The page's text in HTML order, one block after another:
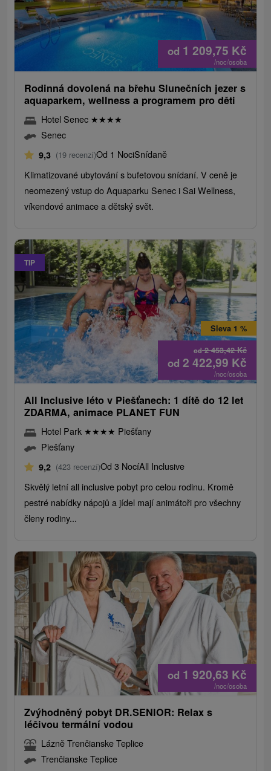
od 1 209,75 Kč
/noc/osoba
Rodinná dovolená na břehu Slunečních jezer s
aquaparkem, wellness a programem pro děti
Hotel Senec ★★★★
Senec
9,3 (19 recenzí)Od 1 NociSnídaně
Klimatizované ubytování s bufetovou snídaní. V ceně je
neomezený vstup do Aquaparku Senec i Sai Wellness,
víkendové animace a dětský svět.
TIP
od2 453,42Kč
Sleva 1 %
od 2 422,99 Kč
/noc/osoba
All Inclusive léto v Piešťanech: 1 dítě do 12 let
ZDARMA, animace PLANET FUN
Hotel Park ★★★★ Piešťany
Piešťany
9,2 (423 recenzí)Od 3 NocíAll Inclusive
Skvělý letní all inclusive pobyt pro celou rodinu. Kromě
pestré nabídky nápojů a jídel mají animátoři pro všechny
členy rodiny...
od 1 920,63 Kč
/noc/osoba
Zvýhodněný pobyt DR.SENIOR: Relax s
léčivou termální vodou
Lázně Trenčianske Teplice
Trenčianske Teplice